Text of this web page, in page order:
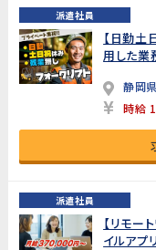
派遣社員
【日勤土
用した業
静岡
時給
派遣社員
【リモー
イルアプ